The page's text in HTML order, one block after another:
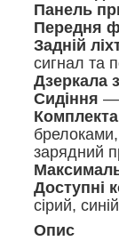
Панель
Передня
Задній
сигнал та
Дзеркала
Сидіння —
зарядний
Доступні
сірий, синій
Опис